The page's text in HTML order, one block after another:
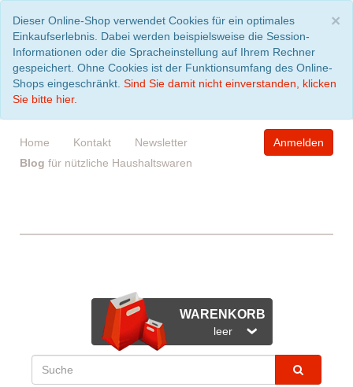
×
Dieser Online-Shop verwendet Cookies für ein optimales
Einkaufserlebnis. Dabei werden beispielsweise die Session-
Informationen oder die Spracheinstellung auf Ihrem Rechner
gespeichert. Ohne Cookies ist der Funktionsumfang des Online-
Shops eingeschränkt. Sind Sie damit nicht einverstanden, klicken
Sie bitte hier.
Home Kontakt
Newsletter
Blog für nützliche Haushaltswaren
Anmelden
WARENKORB
leer